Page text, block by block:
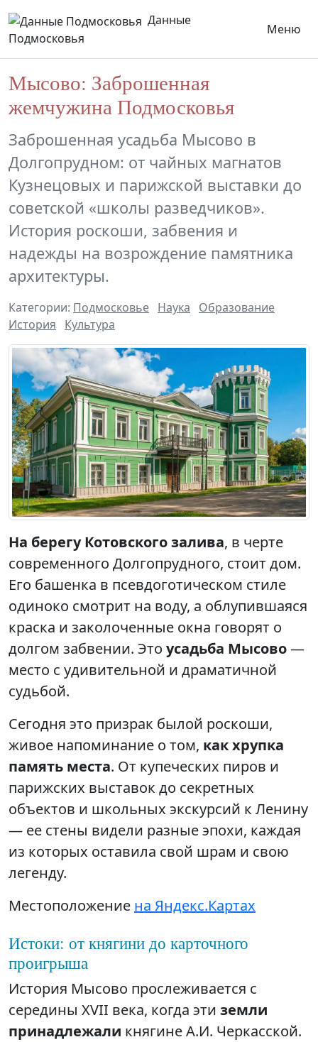
Данные
Подмосковья
Меню
Мысово: Заброшенная
жемчужина Подмосковья
Заброшенная усадьба Мысово в
Долгопрудном: от чайных магнатов
Кузнецовых и парижской выставки до
советской «школы разведчиков».
История роскоши, забвения и
надежды на возрождение памятника
архитектуры.
Категории: Подмосковье Наука
Образование
История
Культура
На берегу Котовского залива, в черте
современного Долгопрудного, стоит дом.
Его башенка в псевдоготическом стиле
одиноко смотрит на воду, а облупившаяся
краска и заколоченные окна говорят о
долгом забвении. Это усадьба Мысово—
место с удивительной и драматичной
судьбой.
Сегодня это призрак былой роскоши,
живое напоминание о том, как хрупка
память места. От купеческих пиров и
парижских выставок до секретных
объектов и школьных экскурсий к Ленину
— ее стены видели разные эпохи, каждая
из которых оставила свой шрам и свою
легенду.
Местоположение на Яндекс.Картах
Истоки: от княгини до карточного
проигрыша
История Мысово прослеживается с
середины XVII века, когда эти земли
принадлежали княгине А.И. Черкасской.